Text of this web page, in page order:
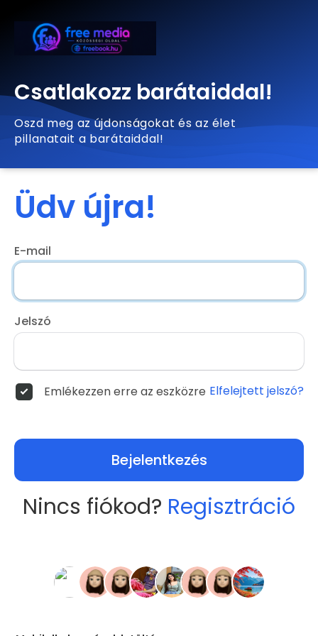
Csatlakozz barátaiddal!
Oszd meg az újdonságokat és az élet
pillanatait a barátaiddal!
Üdv újra!
E-mail
Jelszó
Emlékezzen erre az eszközre Elfelejtett jelszó?
Bejelentkezés
Nincs fiókod? Regisztráció